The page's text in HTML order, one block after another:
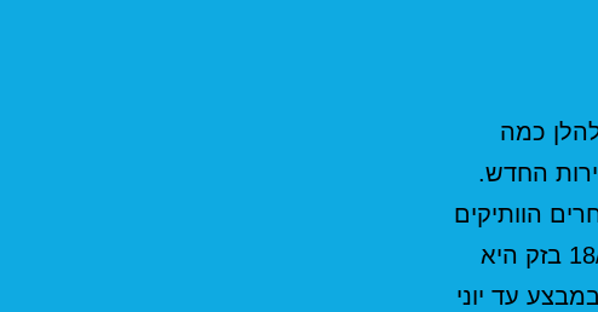
כמה
החדש.
הוותיקים
"סלקום", "פרטנר", ו"אנלימיטד IBC" . נכון להיום 18/03/2021 בזק היא
היחידה שדורשת עלות התקנה של 900 ש"ח (450 במבצע עד יוני